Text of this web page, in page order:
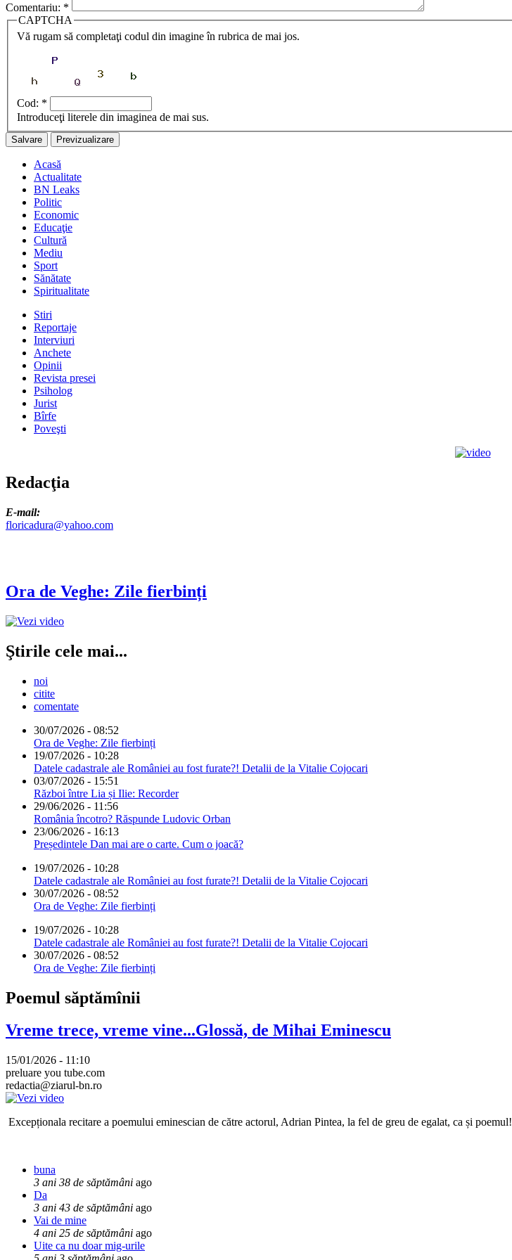
Comentariu: *
CAPTCHA
Vă rugam să completaţi codul din imagine în rubrica de mai jos.
Cod: *
Introduceţi literele din imaginea de mai sus.
Acasă
Actualitate
BN Leaks
Politic
Economic
Educaţie
Cultură
Mediu
Sport
Sănătate
Spiritualitate
Stiri
Reportaje
Interviuri
Anchete
Opinii
Revista presei
Psiholog
Jurist
Bîrfe
Poveşti
Redacţia
E-mail:
floricadura@yahoo.com
Ora de Veghe: Zile fierbinți
Ştirile cele mai...
noi
citite
comentate
30/07/2026 - 08:52
Ora de Veghe: Zile fierbinți
19/07/2026 - 10:28
Datele cadastrale ale României au fost furate?! Detalii de la Vitalie Cojocari
03/07/2026 - 15:51
Război între Lia și Ilie: Recorder
29/06/2026 - 11:56
România încotro? Răspunde Ludovic Orban
23/06/2026 - 16:13
Președintele Dan mai are o carte. Cum o joacă?
19/07/2026 - 10:28
Datele cadastrale ale României au fost furate?! Detalii de la Vitalie Cojocari
30/07/2026 - 08:52
Ora de Veghe: Zile fierbinți
19/07/2026 - 10:28
Datele cadastrale ale României au fost furate?! Detalii de la Vitalie Cojocari
30/07/2026 - 08:52
Ora de Veghe: Zile fierbinți
Poemul săptămînii
Vreme trece, vreme vine...Glossă, de Mihai Eminescu
15/01/2026 - 11:10
preluare you tube.com
redactia@ziarul-bn.ro
Excepționala recitare a poemului eminescian de către actorul, Adrian Pintea, la fel de greu de egalat, ca și poemul!
buna
3 ani 38 de săptămâni ago
Da
3 ani 43 de săptămâni ago
Vai de mine
4 ani 25 de săptămâni ago
Uite ca nu doar mig-urile